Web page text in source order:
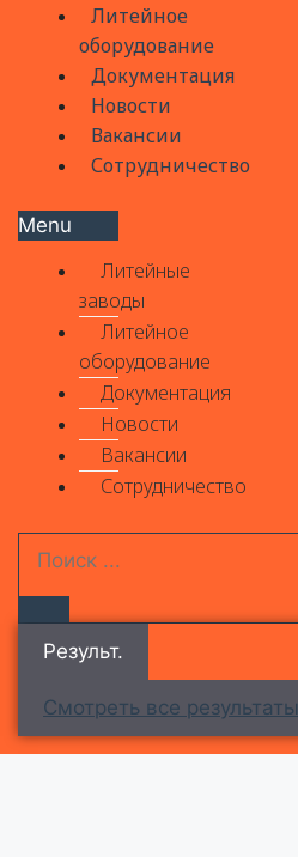
Литейное
оборудование
Документация
Новости
Вакансии
Сотрудничество
Menu
Литейные
заводы
Литейное
оборудование
Документация
Новости
Вакансии
Сотрудничество
Результ.
Смотреть все результаты